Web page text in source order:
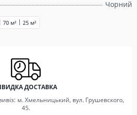
Чорний
70 м² 25 м²
ДОСТАВКА
м. Хмельницький, вул. Грушевского,
45.